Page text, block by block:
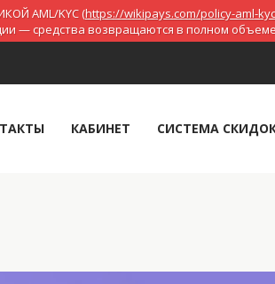
AML/KYC (https://wikipays.com/policy-aml-
— средства возвращаются в полном
КАБИНЕТ СИСТЕМА